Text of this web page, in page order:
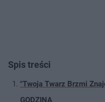
Spis treści
"Twoja Twarz Brzmi
GODZINA